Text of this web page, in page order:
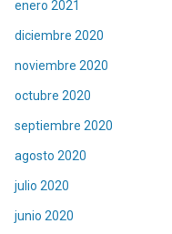
enero 2021
diciembre 2020
noviembre 2020
octubre 2020
septiembre 2020
agosto 2020
julio 2020
junio 2020